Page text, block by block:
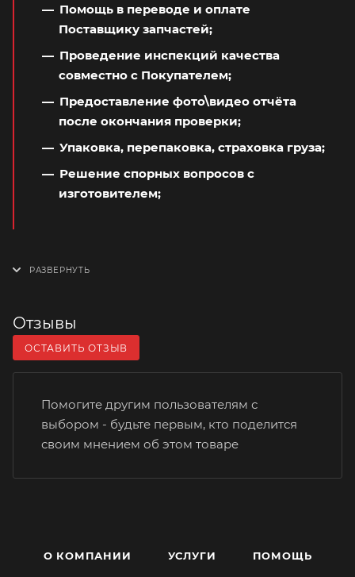
Помощь в переводе и оплате
Поставщику запчастей;
Проведение инспекций качества
совместно с Покупателем;
Предоставление фото\видео отчёта
после окончания проверки;
Упаковка, перепаковка, страховка груза;
Решение спорных вопросов с
изготовителем;
Отзывы
ОСТАВИТЬ ОТЗЫВ
Помогите другим пользователям с
выбором - будьте первым, кто поделится
своим мнением об этом товаре
О КОМПАНИИ УСЛУГИ ПОМОЩЬ